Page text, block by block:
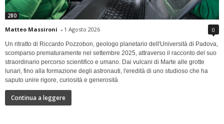
280
Matteo Massironi - 1 Agosto 2026 0
Un ritratto di Riccardo Pozzobon, geologo planetario dell'Università di Padova,
scomparso prematuramente nel settembre 2025, attraverso il racconto del suo
straordinario percorso scientifico e umano. Dai vulcani di Marte alle grotte
lunari, fino alla formazione degli astronauti, l'eredità di uno studioso che ha
saputo unire rigore, curiosità e generosità
Continua a leggere